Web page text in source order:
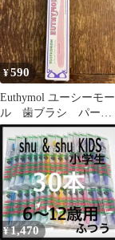
¥590
Euthymol ユーシーモー
ル 歯ブラシ パープ
ルホワイトニング
¥1,470